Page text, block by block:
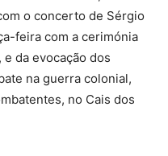
o concerto de Sérgio
feira com a cerimónia
e da evocação dos
na guerra colonial,
no Cais dos